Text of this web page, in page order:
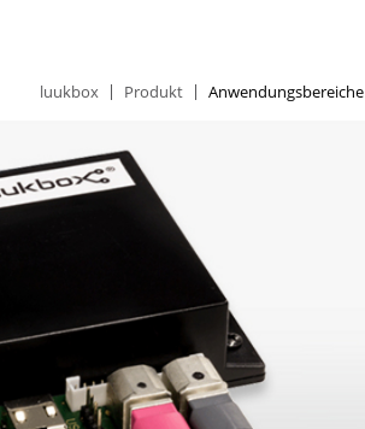
luukbox
Produkt Anwendungsbereiche